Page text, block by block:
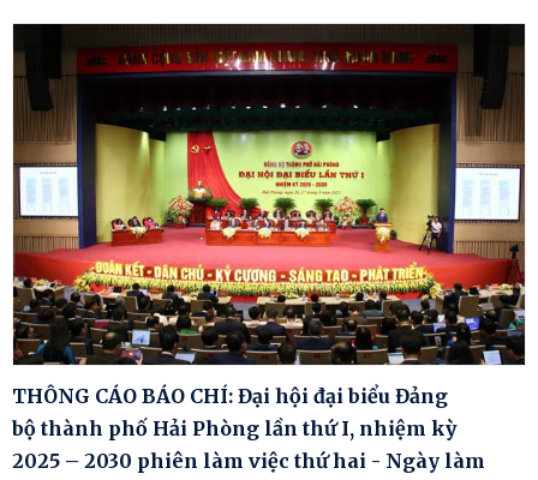
THÔNG CÁO BÁO CHÍ: Đại hội đại biểu Đảng
bộ thành phố Hải Phòng lần thứ I, nhiệm kỳ
2025 – 2030 phiên làm việc thứ hai - Ngày làm